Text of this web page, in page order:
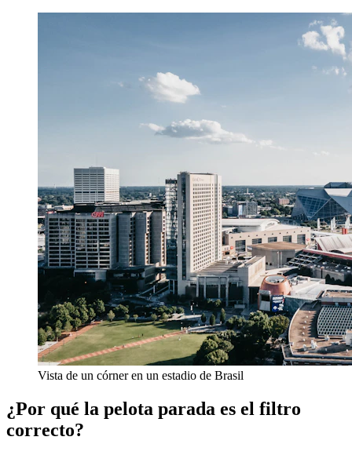
Vista de un córner en un estadio de Brasil
¿Por qué la pelota parada es el filtro
correcto?